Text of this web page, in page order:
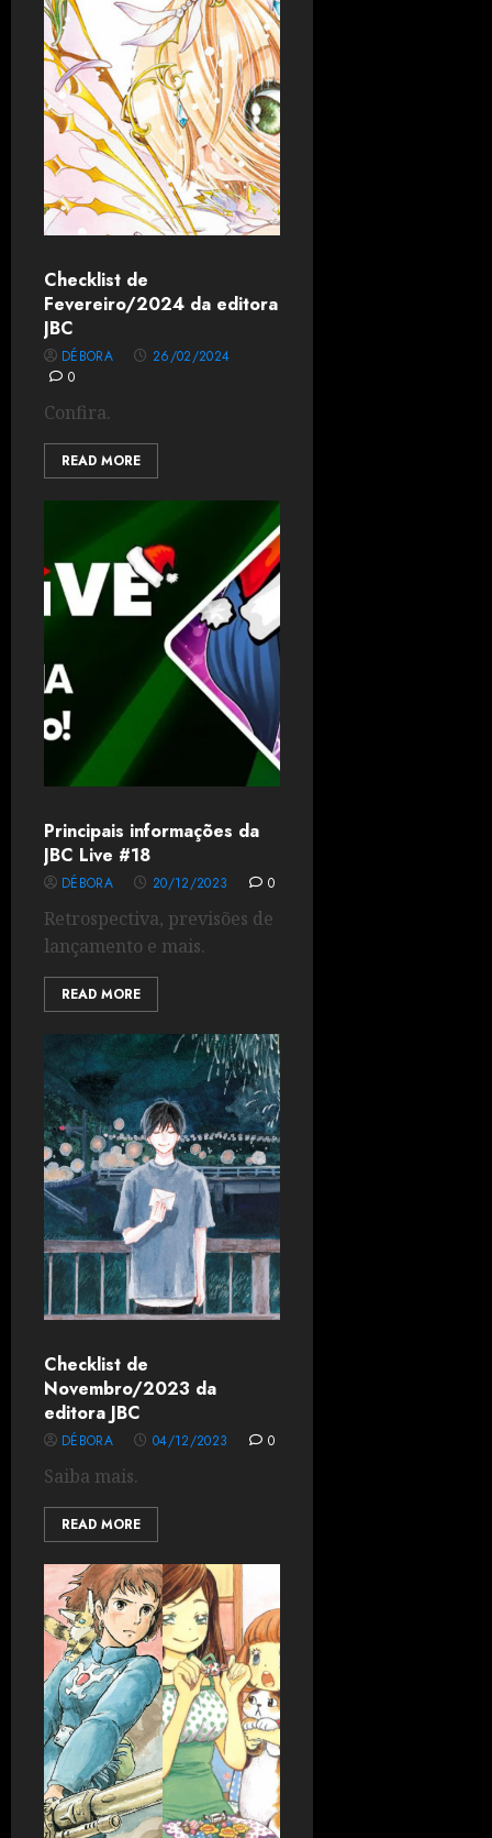
Checklist de
Fevereiro/2024 da editora
JBC
DÉBORA
26/02/2024
0
Confira.
READ MORE
Principais informações da
JBC Live #18
DÉBORA 20/12/2023 0
Retrospectiva, previsões de
lançamento e mais.
READ MORE
Checklist de
Novembro/2023 da
editora JBC
DÉBORA 04/12/2023 0
Saiba mais.
READ MORE